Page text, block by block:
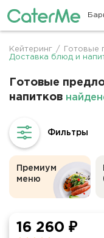
Строка
Кейтеринг / Готовые
Доставка блюд и
Готовые
напитков
Премиум
меню
16 260 ₽